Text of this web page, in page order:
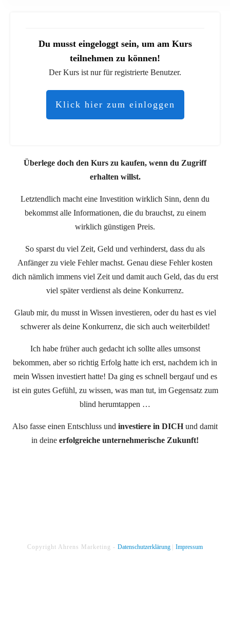
Du musst eingeloggt sein, um am Kurs
teilnehmen zu können!
Der Kurs ist nur für registrierte Benutzer.
Klick hier zum einloggen
Überlege doch den Kurs zu kaufen, wenn du Zugriff
erhalten willst.
Letztendlich macht eine Investition wirklich Sinn, denn du
bekommst alle Informationen, die du brauchst, zu einem
wirklich günstigen Preis.
So sparst du viel Zeit, Geld und verhinderst, dass du als
Anfänger zu viele Fehler machst. Genau diese Fehler kosten
dich nämlich immens viel Zeit und damit auch Geld, das du erst
viel später verdienst als deine Konkurrenz.
Glaub mir, du musst in Wissen investieren, oder du hast es viel
schwerer als deine Konkurrenz, die sich auch weiterbildet!
Ich habe früher auch gedacht ich sollte alles umsonst
bekommen, aber so richtig Erfolg hatte ich erst, nachdem ich in
mein Wissen investiert hatte! Da ging es schnell bergauf und es
ist ein gutes Gefühl, zu wissen, was man tut, im Gegensatz zum
blind herumtappen …
Also fasse einen Entschluss und investiere in DICHund damit
in deine erfolgreiche unternehmerische Zukunft!
Copyright Ahrens Marketing - Datenschutzerklärung Impressum